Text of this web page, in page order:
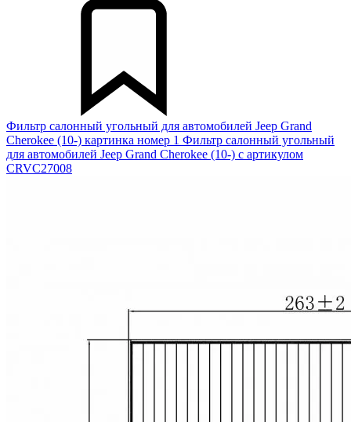
Фильтр салонный угольный для автомобилей Jeep Grand
Cherokee (10-) картинка номер 1 Фильтр салонный угольный
для автомобилей Jeep Grand Cherokee (10-) с артикулом
CRVC27008